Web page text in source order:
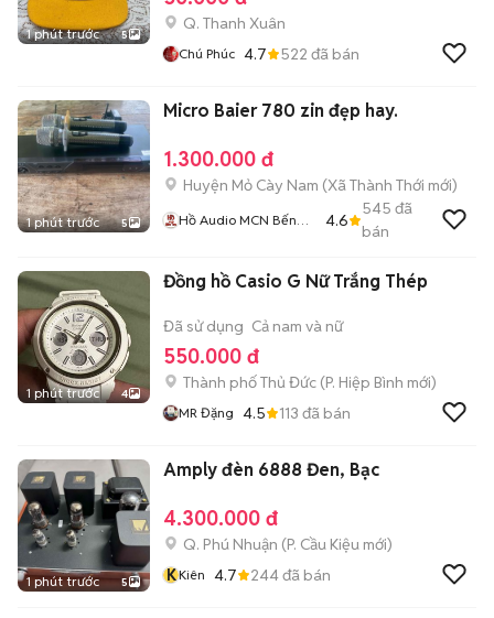
1 phút trước 5
Q. Thanh Xuân
Chú Phúc 4.7 522 đã bán
1 phút trước 5
Micro Baier 780 zin đẹp hay.
1.300.000 đ
Huyện Mỏ Cày Nam (Xã Thành Thới mới)
Hồ Audio MCN Bến
4.6
545 đã
bán
1 phút trước 4
Đồng hồ Casio G Nữ Trắng Thép
Đã sử dụng Cả nam và nữ
550.000 đ
Thành phố Thủ Đức (P. Hiệp Bình mới)
MR Đặng 4.5 113 đã bán
1 phút trước 5
Amply đèn 6888 Đen, Bạc
4.300.000 đ
Q. Phú Nhuận (P. Cầu Kiệu mới)
KKiên 4.7 244đã bán